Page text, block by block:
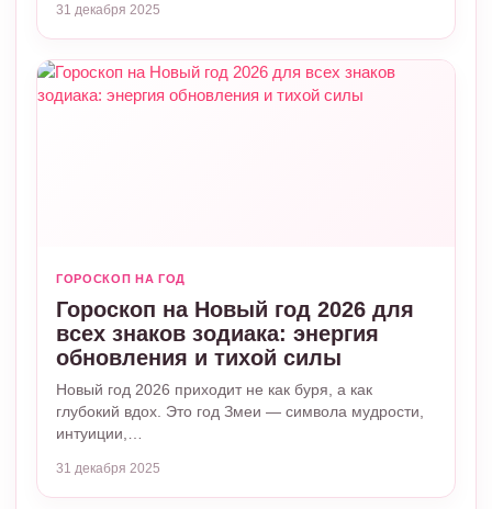
31 декабря 2025
ГОРОСКОП НА ГОД
Гороскоп на Новый год 2026 для
всех знаков зодиака: энергия
обновления и тихой силы
Новый год 2026 приходит не как буря, а как
глубокий вдох. Это год Змеи — символа мудрости,
интуиции,…
31 декабря 2025